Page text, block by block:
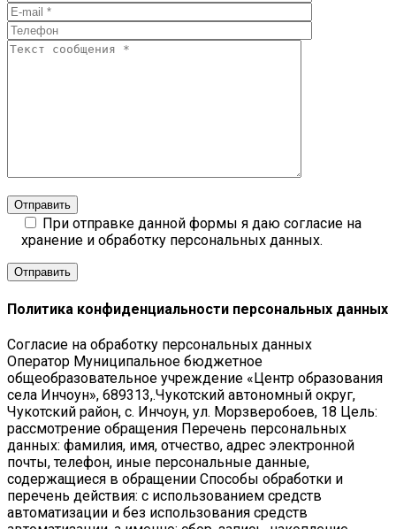
Отправить
При отправке данной формы я даю согласие на
хранение и обработку персональных данных.
Политика конфиденциальности персональных данных
Согласие на обработку персональных данных
Оператор Муниципальное бюджетное
общеобразовательное учреждение «Центр образования
села Инчоун», 689313,.Чукотский автономный округ,
Чукотский район, с. Инчоун, ул. Морзверобоев, 18 Цель:
рассмотрение обращения Перечень персональных
данных: фамилия, имя, отчество, адрес электронной
почты, телефон, иные персональные данные,
содержащиеся в обращении Способы обработки и
перечень действия: с использованием средств
автоматизации и без использования средств